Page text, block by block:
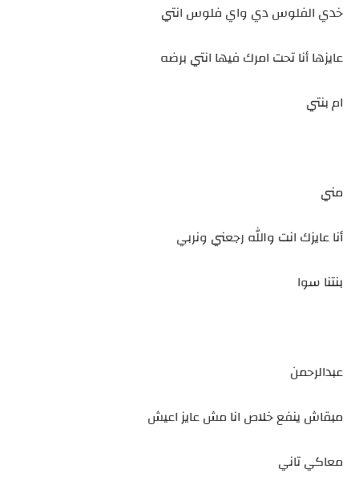
خدي الفلوس دي واي فلوس انتي
عايزها أنا تحت امرك فيها انتي برضه
ام بنتي
مني
أنا عايزك انت والله رجعني ونربي
بنتنا سوا
عبدالرحمن
مبقاش ينفع خلاص انا مش عايز اعيش
معاكي تاني